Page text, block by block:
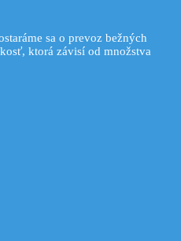
sa o prevoz bežných
ktorá závisí od množstva